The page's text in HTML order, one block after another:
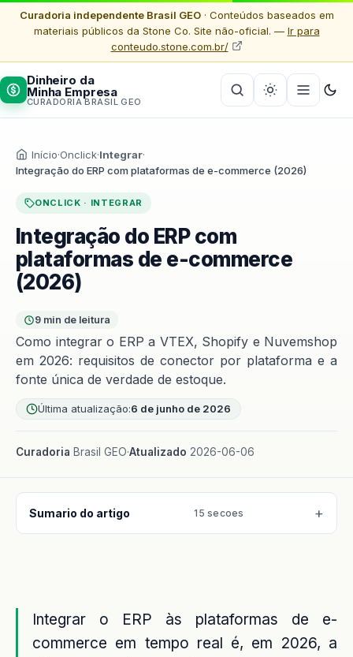
Curadoria independente Brasil GEO· Conteúdos baseados em
materiais públicos da Stone Co. Site não-oficial. — Ir para
conteudo.stone.com.br/
Dinheiro da
Minha Empresa
CURADORIA BRASIL GEO
Início·Onclick·Integrar·
Integração do ERP com plataformas de e-commerce (2026)
ONCLICK · INTEGRAR
Integração do ERP com
plataformas de e-commerce
(2026)
9 min de leitura
Como integrar o ERP a VTEX, Shopify e Nuvemshop
em 2026: requisitos de conector por plataforma e a
fonte única de verdade de estoque.
Última atualização:6 de junho de 2026
Curadoria Brasil GEO·Atualizado 2026-06-06
Sumario do artigo 15 secoes
Integrar o ERP às plataformas de e-
commerce em tempo real é, em 2026, a